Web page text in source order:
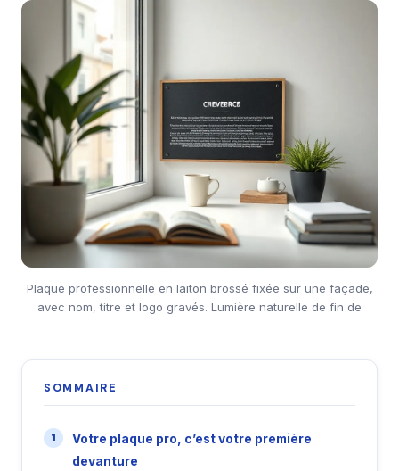
Plaque professionnelle en laiton brossé fixée sur une façade,
avec nom, titre et logo gravés. Lumière naturelle de fin de
SOMMAIRE
Votre plaque pro, c’est votre première
devanture